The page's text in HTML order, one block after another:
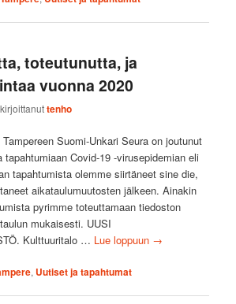
toteutunutta, ja
vuonna 2020
tenho
Tampereen Suomi-Unkari Seura on joutunut
tapahtumiaan Covid-19 -virusepidemian eli
tapahtumista olemme siirtäneet sine die,
aikataulumuutosten jälkeen. Ainakin
pyrimme toteuttamaan tiedoston
mukaisesti. UUSI
Kulttuuritalo … Lue loppuun →
, Uutiset ja tapahtumat